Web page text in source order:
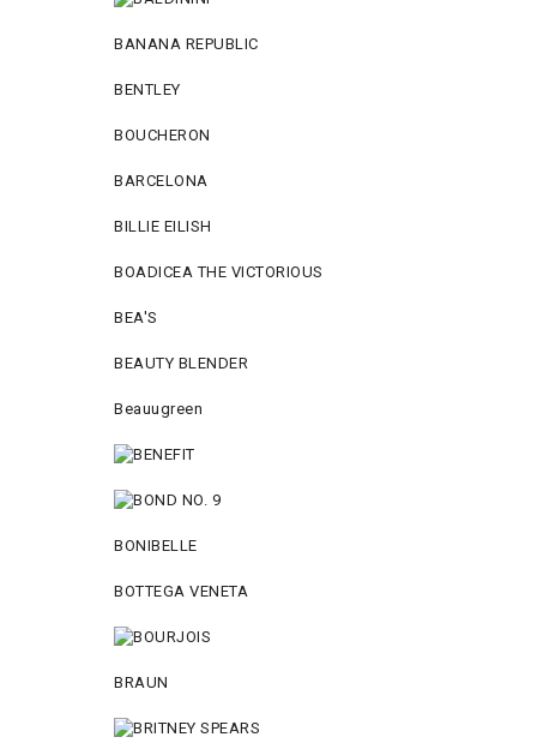
BANANA REPUBLIC
BENTLEY
BOUCHERON
BARCELONA
BILLIE EILISH
BOADICEA THE VICTORIOUS
BEA'S
BEAUTY BLENDER
Beauugreen
BONIBELLE
BOTTEGA VENETA
BRAUN